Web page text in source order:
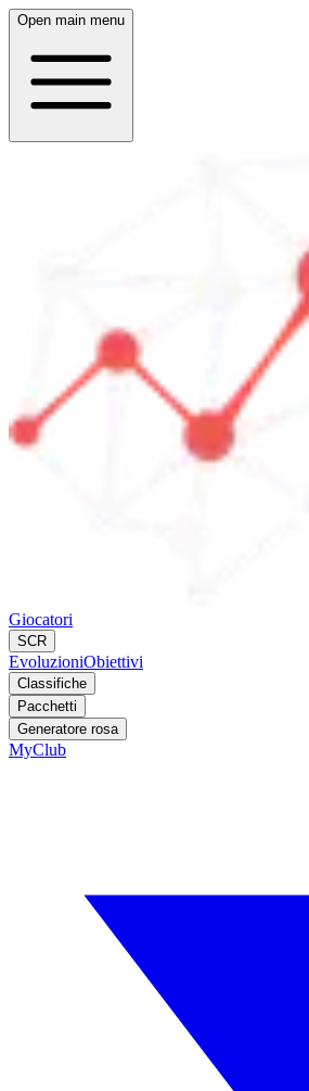
Open main menu
Giocatori
SCR
EvoluzioniObiettivi
Classifiche
Pacchetti
Generatore rosa
MyClub